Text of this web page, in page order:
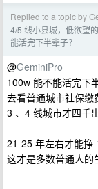
Replied to a topic by
4/5 线小县城，低欲望
能活完下半辈子？
@GeminiPro
100w 能不能活完下
去看普通城市社保缴
3 、4 线城市才四千
21-25 年左右才能挣
这才是多数普通人的